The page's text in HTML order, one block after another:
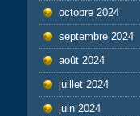
octobre 2024
septembre 2024
août 2024
juillet 2024
juin 2024